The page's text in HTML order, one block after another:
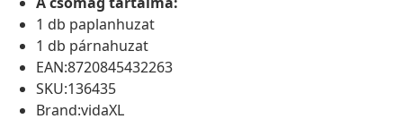
1 db paplanhuzat
1 db párnahuzat
EAN:8720845432263
SKU:136435
Brand:vidaXL